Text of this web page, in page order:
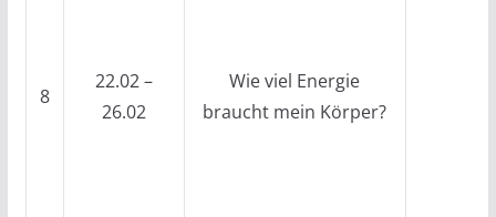
8
22.02 –
26.02
Wie viel Energie
braucht mein Körper?